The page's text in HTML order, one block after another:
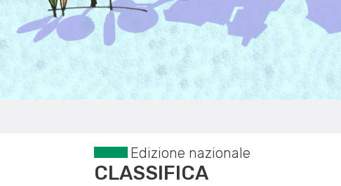
Edizione nazionale
CLASSIFICA